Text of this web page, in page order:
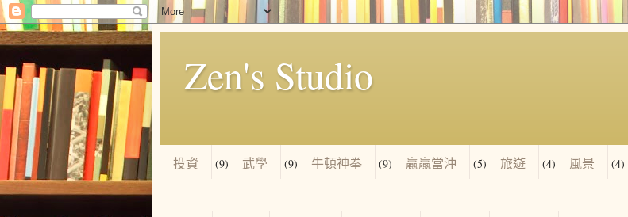
Zen's Studio
投資 (9) 武學 (9) 牛頓神拳 (9) 贏贏當沖 (5) 旅遊 (4) 風景 (4)